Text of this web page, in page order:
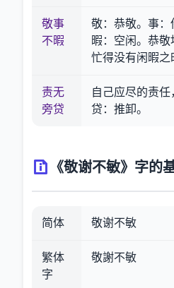
敬事
不暇
敬：恭敬。事：
暇：空闲。恭敬
忙得没有闲暇之
责无
旁贷
自己应尽的责任
贷：推卸。
《敬谢不敏》字的
简体 敬谢不敏
繁体
字
敬謝不敏